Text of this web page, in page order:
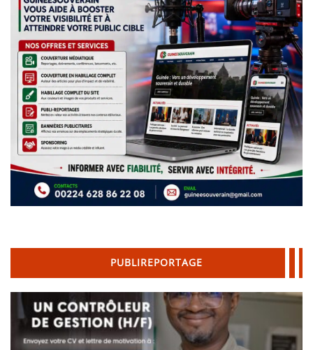
PUBLIREPORTAGE